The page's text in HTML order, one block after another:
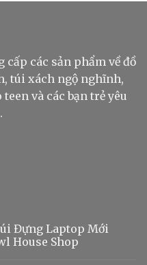
cấp các sản phẩm về đồ
túi xách ngộ nghĩnh,
và các bạn trẻ yêu
Đựng Laptop Mới
House Shop